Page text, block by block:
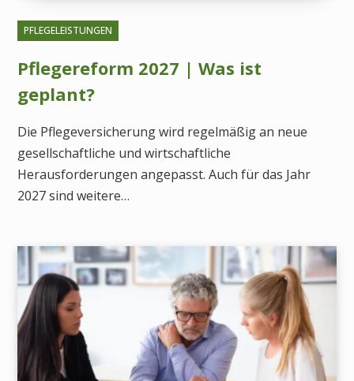
PFLEGELEISTUNGEN
Pflegereform 2027 | Was ist
geplant?
Die Pflegeversicherung wird regelmäßig an neue
gesellschaftliche und wirtschaftliche
Herausforderungen angepasst. Auch für das Jahr
2027 sind weitere…